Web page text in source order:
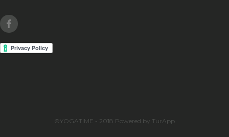
©YOGATIME - 2018 Powered by TurApp